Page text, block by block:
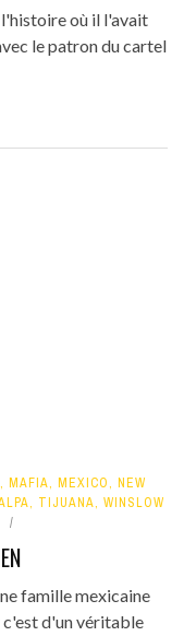
où il l'avait
le patron du cartel
, MAFIA, MEXICO, NEW
, TIJUANA, WINSLOW
famille mexicaine
c'est d'un véritable